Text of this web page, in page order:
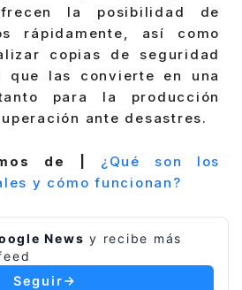
la posibilidad de
rápidamente, así como
copias de seguridad
las convierte en una
para la producción
ante desastres.
de | ¿Qué son los
y cómo funcionan?
News y recibe más
Seguir